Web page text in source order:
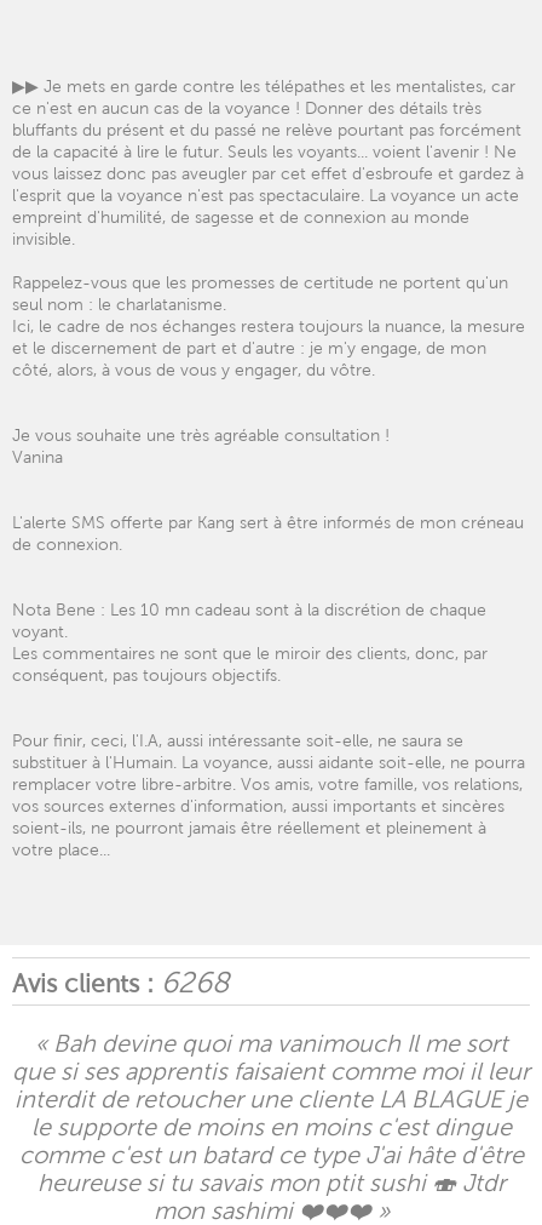
▶▶ Je mets en garde contre les télépathes et les mentalistes, car
ce n'est en aucun cas de la voyance ! Donner des détails très
bluffants du présent et du passé ne relève pourtant pas forcément
de la capacité à lire le futur. Seuls les voyants... voient l'avenir ! Ne
vous laissez donc pas aveugler par cet effet d'esbroufe et gardez à
l'esprit que la voyance n'est pas spectaculaire. La voyance un acte
empreint d'humilité, de sagesse et de connexion au monde
invisible.
Rappelez-vous que les promesses de certitude ne portent qu'un
seul nom : le charlatanisme.
Ici, le cadre de nos échanges restera toujours la nuance, la mesure
et le discernement de part et d'autre : je m'y engage, de mon
côté, alors, à vous de vous y engager, du vôtre.
Je vous souhaite une très agréable consultation !
Vanina
L'alerte SMS offerte par Kang sert à être informés de mon créneau
de connexion.
Nota Bene : Les 10 mn cadeau sont à la discrétion de chaque
voyant.
Les commentaires ne sont que le miroir des clients, donc, par
conséquent, pas toujours objectifs.
Pour finir, ceci, l'I.A, aussi intéressante soit-elle, ne saura se
substituer à l'Humain. La voyance, aussi aidante soit-elle, ne pourra
remplacer votre libre-arbitre. Vos amis, votre famille, vos relations,
vos sources externes d'information, aussi importants et sincères
soient-ils, ne pourront jamais être réellement et pleinement à
votre place...
Avis clients : 6268
« Bah devine quoi ma vanimouch Il me sort
que si ses apprentis faisaient comme moi il leur
interdit de retoucher une cliente LA BLAGUE je
le supporte de moins en moins c'est dingue
comme c'est un batard ce type J'ai hâte d'être
heureuse si tu savais mon ptit sushi 🍣 Jtdr
mon sashimi ❤️❤️❤️ »